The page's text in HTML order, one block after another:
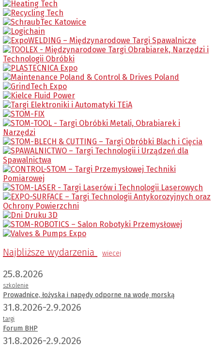
Najbliższe wydarzenia wiecej
25.8.2026
szkolenie
Prowadnice, łożyska i napędy odporne na wodę morską
31.8.2026-2.9.2026
targi
Forum BHP
31.8.2026-2.9.2026